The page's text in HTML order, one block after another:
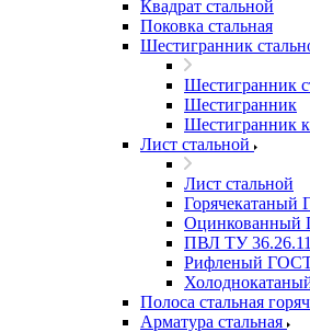
Квадрат стальной
Поковка стальная
Шестигранник
Шестигранник
Шестигранник
Шестигранник
Лист стальной
Лист стальной
Горячекатаный
Оцинкованный
ПВЛ ТУ
Рифленый
Полоса стальная
Арматура стальная